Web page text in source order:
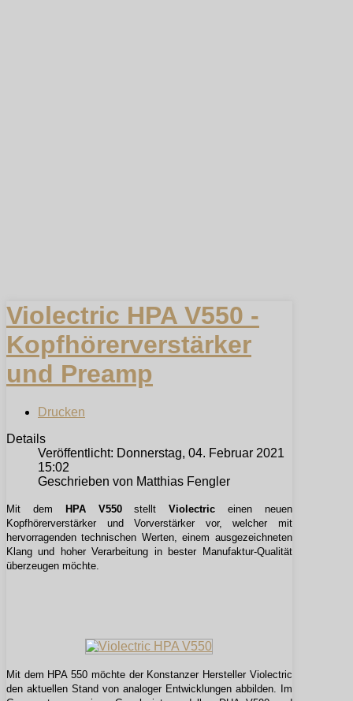
Violectric HPA V550 -
Kopfhörerverstärker
und Preamp
Drucken
Details
Veröffentlicht: Donnerstag, 04. Februar 2021
15:02
Geschrieben von Matthias Fengler
Mit dem HPA V550stelltViolectric einen neuen
Kopfhörerverstärker und Vorverstärker vor, welcher mit
hervorragenden technischen Werten, einem ausgezeichneten
Klang und hoher Verarbeitung in bester Manufaktur-Qualität
überzeugen möchte.
Mit dem HPA 550 möchte der Konstanzer Hersteller Violectric
den aktuellen Stand von analoger Entwicklungen abbilden. Im